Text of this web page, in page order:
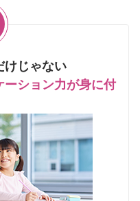
けじゃない
ーション力が身に付